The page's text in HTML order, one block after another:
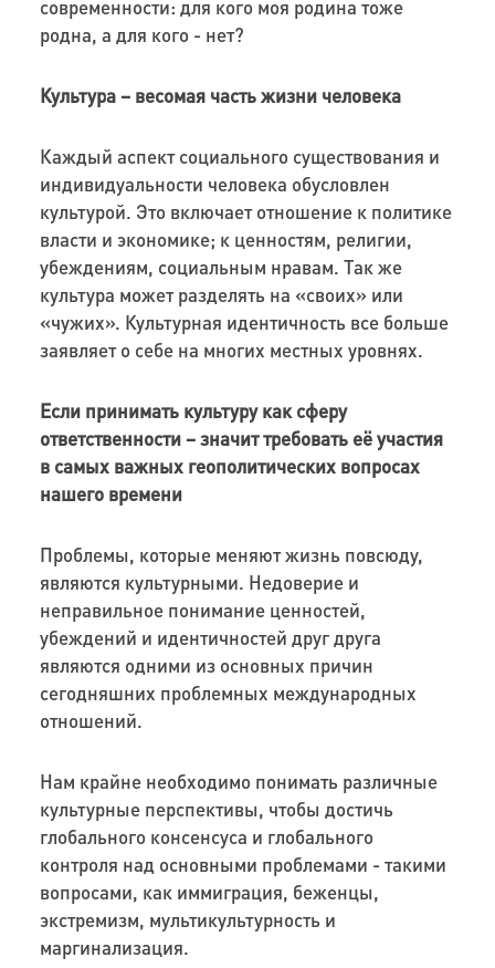
современности: для кого моя родина тоже
родна, а для кого - нет?
Культура – весомая часть жизни человека
Каждый аспект социального существования и
индивидуальности человека обусловлен
культурой. Это включает отношение к политике
власти и экономике; к ценностям, религии,
убеждениям, социальным нравам. Так же
культура может разделять на «своих» или
«чужих». Культурная идентичность все больше
заявляет о себе на многих местных уровнях.
Если принимать культуру как сферу
ответственности – значит требовать её участия
в самых важных геополитических вопросах
нашего времени
Проблемы, которые меняют жизнь повсюду,
являются культурными. Недоверие и
неправильное понимание ценностей,
убеждений и идентичностей друг друга
являются одними из основных причин
сегодняшних проблемных международных
отношений.
Нам крайне необходимо понимать различные
культурные перспективы, чтобы достичь
глобального консенсуса и глобального
контроля над основными проблемами - такими
вопросами, как иммиграция, беженцы,
экстремизм, мультикультурность и
маргинализация.